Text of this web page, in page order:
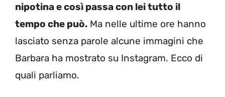
nipotina e così passa con lei tutto il
tempo che può. Ma nelle ultime ore hanno
lasciato senza parole alcune immagini che
Barbara ha mostrato su Instagram. Ecco di
quali parliamo.